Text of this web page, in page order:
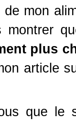
mon
montrer
plus
article
que le